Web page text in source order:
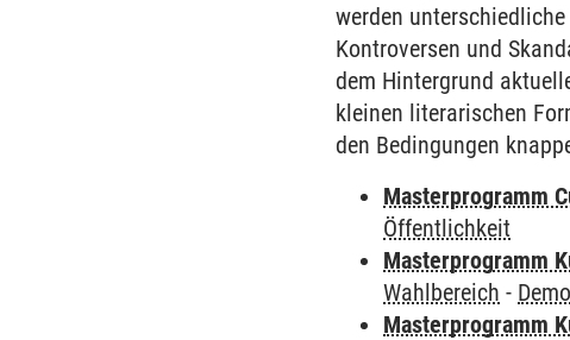
werden
Kontroversen und
dem Hintergrund
kleinen literarischen
den Bedingungen
Masterprogramm
Öffentlichkeit
Masterprogramm
Wahlbereich -
Masterprogramm